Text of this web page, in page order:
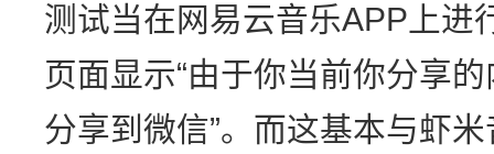
测试当在网易云音乐APP上进
页面显示“由于你当前你分享
分享到微信”。而这基本与虾